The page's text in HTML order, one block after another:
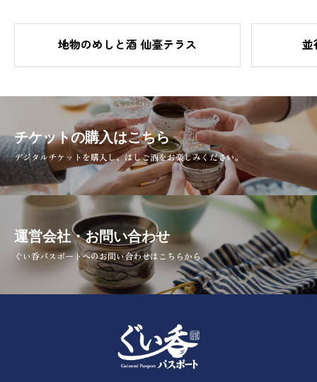
地物のめしと酒 仙臺テラス
チケットの購入はこちら
デジタルチケットを購入し、はしご酒をお楽しみください。
運営会社・お問い合わせ
ぐい呑パスポートへのお問い合わせはこちらから